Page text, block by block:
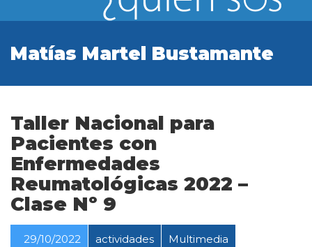
Matías Martel Bustamante
Taller Nacional para
Pacientes con
Enfermedades
Reumatológicas 2022 –
Clase Nº 9
29/10/2022 actividades Multimedia